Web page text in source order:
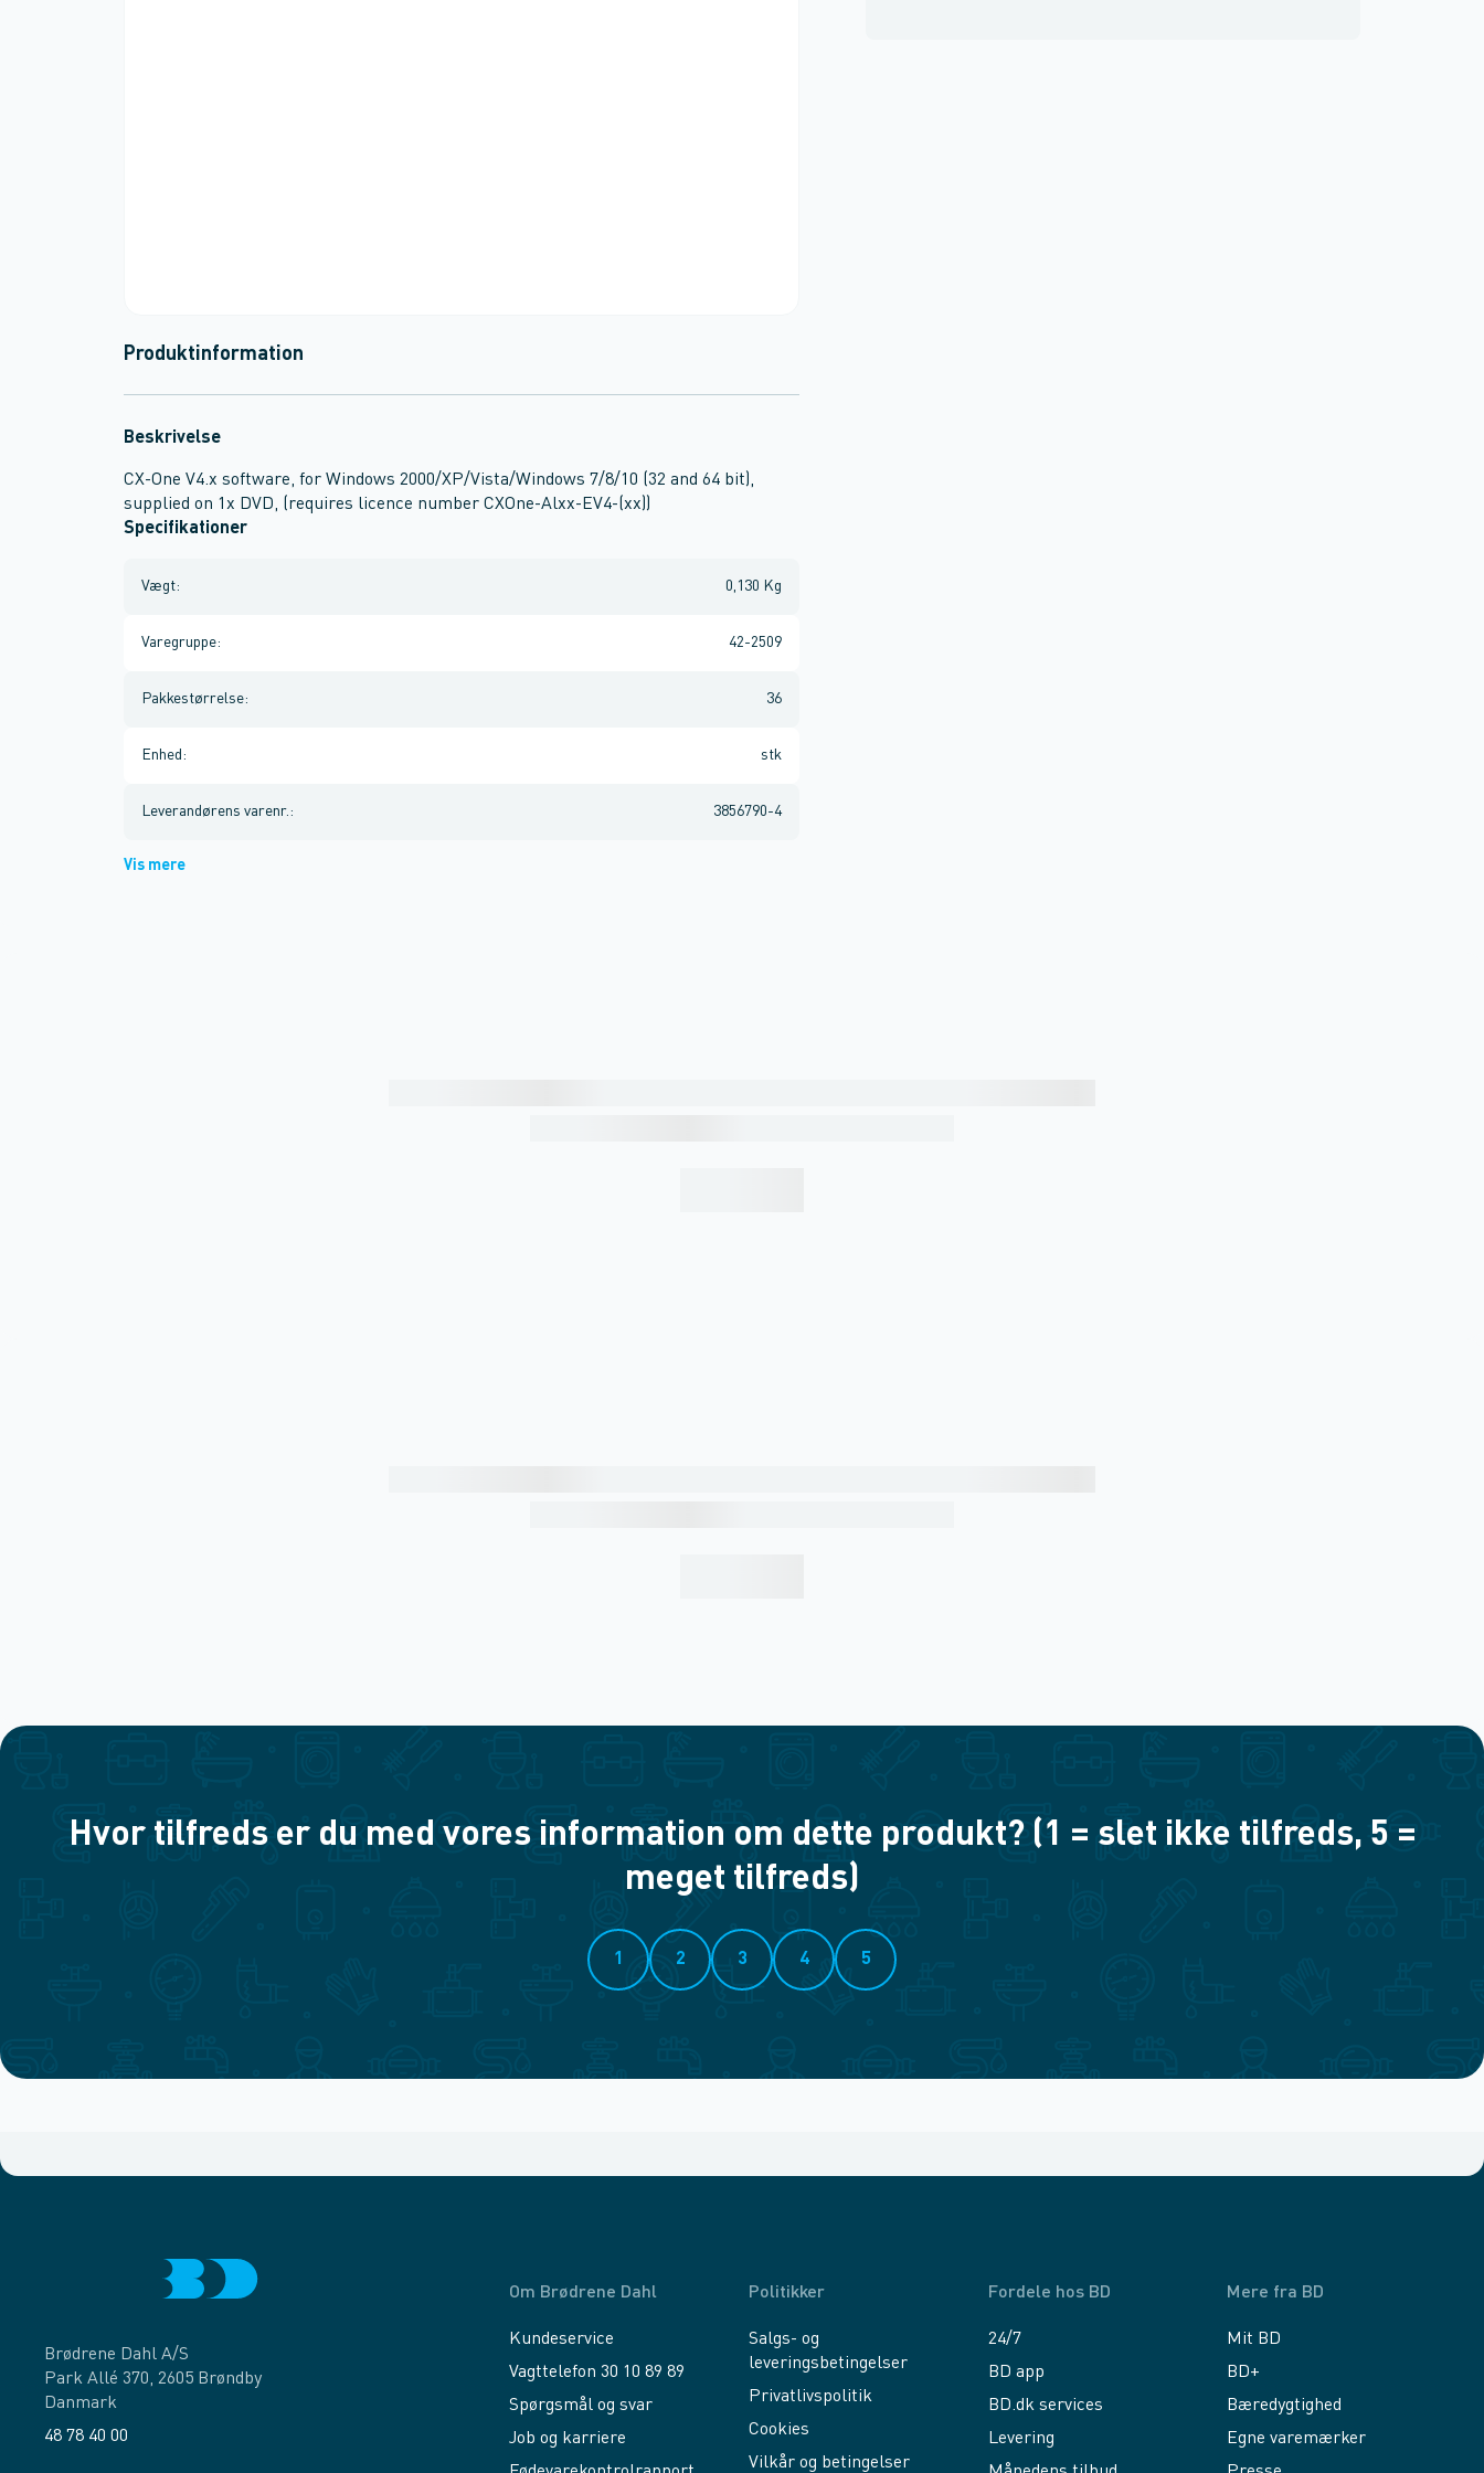
Produktinformation
Beskrivelse
CX-One V4.x software, for Windows 2000/XP/Vista/Windows 7/8/10 (32 and 64 bit),
supplied on 1x DVD, (requires licence number CXOne-Alxx-EV4-(xx))
Specifikationer
Vægt: 0,130 Kg
Varegruppe: 42-2509
Pakkestørrelse: 36
Enhed : stk
Leverandørens varenr. : 3856790-4
Vis mere
Hvor tilfreds er du med vores information om dette produkt? (1 = slet ikke tilfreds, 5 =
meget tilfreds)
1 2 3 4 5
Brødrene Dahl A/S
Park Allé 370, 2605 Brøndby
Danmark
48 78 40 00
Om Brødrene Dahl
Kundeservice
Vagttelefon 30 10 89 89
Spørgsmål og svar
Job og karriere
Politikker
Salgs- og
leveringsbetingelser
Privatlivspolitik
Cookies
Vilkår og betingelser
Fordele hos BD
24/7
BD app
BD.dk services
Levering
Mere fra BD
Mit BD
BD+
Bæredygtighed
Egne varemærker